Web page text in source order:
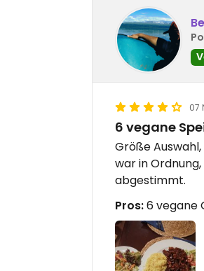
07
6 vegane
Größe
war in
abgestimmt.
Pros:6 vegane